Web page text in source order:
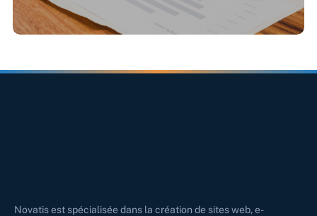
Novatis est spécialisée dans la création de sites web, e-